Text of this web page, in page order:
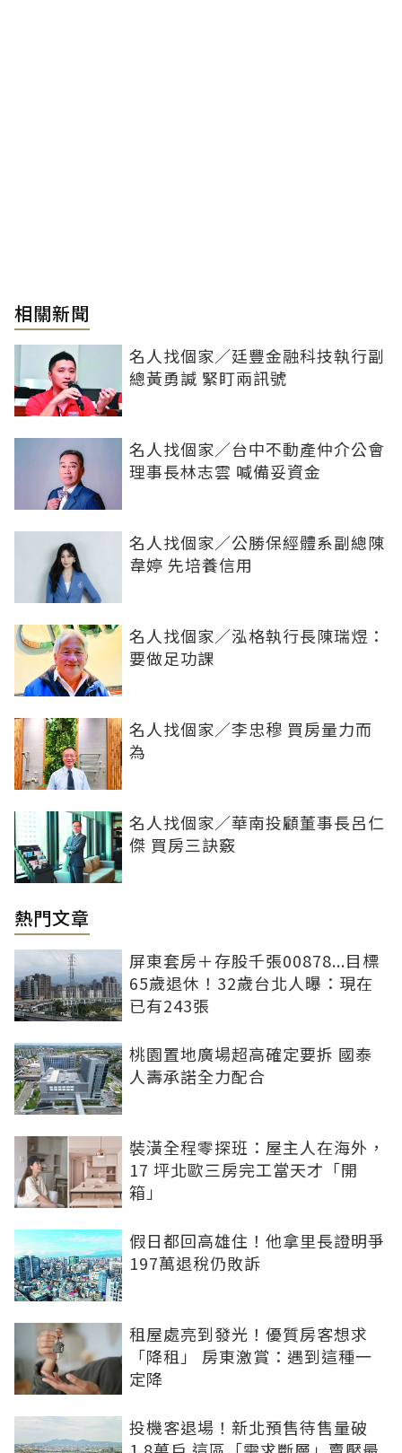
相關新聞
名人找個家／廷豐金融科技執行副
總黃勇諴 緊盯兩訊號
名人找個家／台中不動產仲介公會
理事長林志雲 喊備妥資金
名人找個家／公勝保經體系副總陳
韋婷 先培養信用
名人找個家／泓格執行長陳瑞煜：
要做足功課
名人找個家／李忠穆 買房量力而
為
名人找個家／華南投顧董事長呂仁
傑 買房三訣竅
熱門文章
屏東套房＋存股千張00878...目標
65歲退休！32歲台北人曝：現在
已有243張
桃園置地廣場超高確定要拆 國泰
人壽承諾全力配合
裝潢全程零探班：屋主人在海外，
17 坪北歐三房完工當天才「開
箱」
假日都回高雄住！他拿里長證明爭
197萬退稅仍敗訴
租屋處亮到發光！優質房客想求
「降租」 房東激賞：遇到這種一
定降
投機客退場！新北預售待售量破